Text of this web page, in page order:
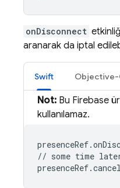
onDisconnect
aranarak da iptal
Swift Objective-
Not: Bu Firebase
kullanılamaz.
// some time later